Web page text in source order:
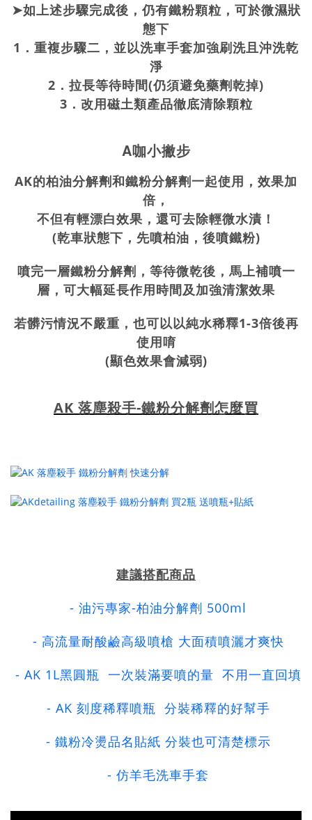
➤如上述步驟完成後，仍有鐵粉顆粒，可於微濕狀
態下
1． 重複步驟二，並以洗車手套加強刷洗且沖洗乾
淨
2． 拉長等待時間(仍須避免藥劑乾掉)
3． 改用磁土類產品徹底清除顆粒
A咖小撇步
AK的柏油分解劑和鐵粉分解劑一起使用，效果加
倍，
不但有輕漂白效果，還可去除輕微水漬！
(乾車狀態下，先噴柏油，後噴鐵粉)
噴完一層鐵粉分解劑，等待微乾後，馬上補噴一
層，可大幅延長作用時間及加強清潔效果
若髒污情況不嚴重，也可以以純水稀釋1-3倍後再
使用唷
(顯色效果會減弱)
AK 落塵殺手-鐵粉分解劑怎麼買
建議搭配商品
- 油污專家-柏油分解劑 500ml
- 高流量耐酸鹼高級噴槍 大面積噴灑才爽快
- AK 1L黑圓瓶 一次裝滿要噴的量 不用一直回填
- AK 刻度稀釋噴瓶 分裝稀釋的好幫手
- 鐵粉冷燙品名貼紙 分裝也可清楚標示
- 仿羊毛洗車手套